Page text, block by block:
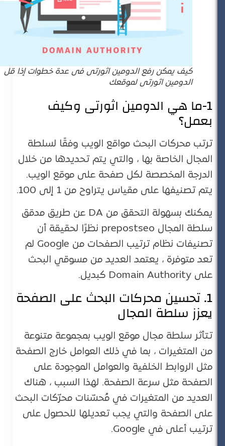
كيف يمكن رفع الدومين اثورتى فى عدة خطوات إذا قل
الدومين اثورتى لموقعك
1-ما هي الدومين اثورتى وكيف
بعمل؟
ترتب محركات البحث مواقع الويب وفقًا لسلطة
المجال الخاصة بها ، والتي يتم تحديدها من خلال
الدرجة المخصصة لكل صفحة على موقع الويب.
يتم تصنيفها على مقياس يتراوح من 1 إلى 100.
يمكنك بسهولة التحقق من DA عن طريق مدقق
سلطة المجال prepostseo نظرًا لحقيقة أن
تصنيفات نظام ترتيب الصفحات من Google لم
تعد متوفرة ، يعتمد العديد من مسوقي البحث
على Domain Authority كبديل.
1. تحسين محركات البحث على الصفحة
يعزز سلطة المجال
تتأثر سلطة مجال موقع الويب بمجموعة متنوعة
من المتغيرات ، بما في ذلك العوامل خارج الصفحة
مثل الروابط الخلفية والعوامل الموجودة على
الصفحة مثل سرعة الصفحة. لهذا السبب ، هناك
العديد من المتغيرات في مُحسّنات محرّكات البحث
على الصفحة والتي يجب تعديلها للحصول على
ترتيب أعلى في Google.